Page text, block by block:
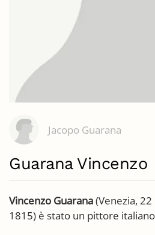
Jacopo Guarana
Guarana Vincenzo
Vincenzo Guarana(Venezia,
1815) è stato un pittore